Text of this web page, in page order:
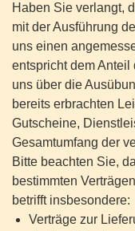
Haben Sie verlangt,
mit der Ausführung
uns einen
entspricht dem
uns über die
bereits erbrachten
Gutscheine,
Gesamtumfang der
Bitte beachten Sie,
bestimmten
betrifft insbesondere:
Verträge zur